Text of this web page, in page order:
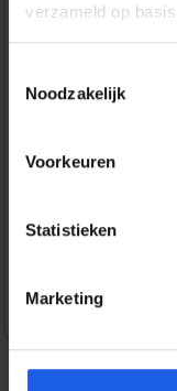
verzameld op
Noodzakelijk
Voorkeuren
Statistieken
Marketing
Productnummer:
Merk:
Gratis